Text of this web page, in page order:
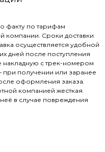
факту по тарифам
компании. Сроки доставки
осуществляется удобной
дней после поступления
накладную с трек-номером
при получении или заранее
оформления заказа.
компанией жесткая
в случае повреждения